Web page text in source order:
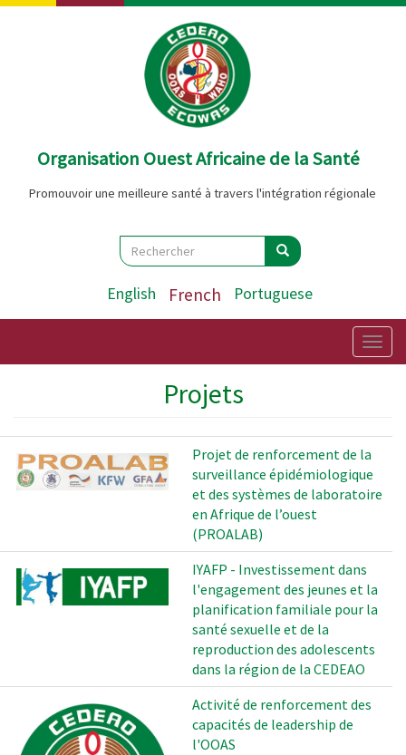
Aller
Organisation Ouest Africaine de la Santé
Promouvoir une meilleure santé à travers l'intégration régionale
Search
Rechercher Rechercher
English French Portuguese
Projets
Projet de renforcement de la
surveillance épidémiologique
et des systèmes de laboratoire
en Afrique de l’ouest
(PROALAB)
IYAFP - Investissement dans
l'engagement des jeunes et la
planification familiale pour la
santé sexuelle et de la
reproduction des adolescents
dans la région de la CEDEAO
Activité de renforcement des
capacités de leadership de
l'OOAS